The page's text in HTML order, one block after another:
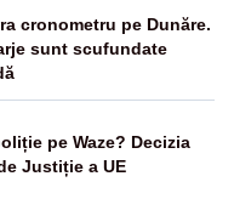
cronometru pe Dunăre.
sunt scufundate
pe Waze? Decizia
Justiție a UE